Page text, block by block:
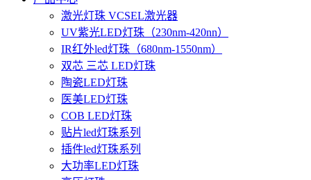
激光灯珠 VCSEL激光器
UV紫光LED灯珠（230nm-420nn）
IR红外led灯珠（680nm-1550nm）
双芯 三芯 LED灯珠
陶瓷LED灯珠
医美LED灯珠
COB LED灯珠
贴片led灯珠系列
插件led灯珠系列
大功率LED灯珠